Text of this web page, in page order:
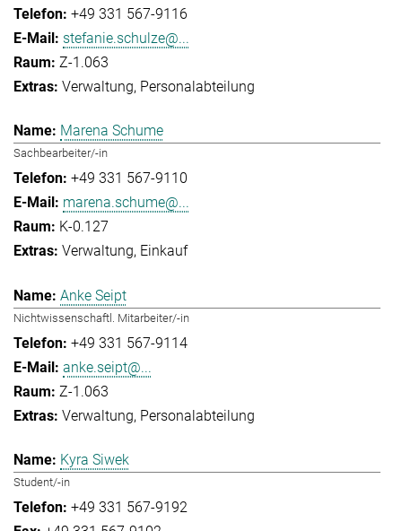
+49 331 567-9116
stefanie.schulze@...
Z-1.063
Verwaltung Personalabteilung
Marena Schume
Sachbearbeiter/-in
+49 331 567-9110
marena.schume@...
K-0.127
Verwaltung Einkauf
Anke Seipt
Nichtwissenschaftl. Mitarbeiter/-in
+49 331 567-9114
anke.seipt@...
Z-1.063
Verwaltung Personalabteilung
Kyra Siwek
Student/-in
+49 331 567-9192